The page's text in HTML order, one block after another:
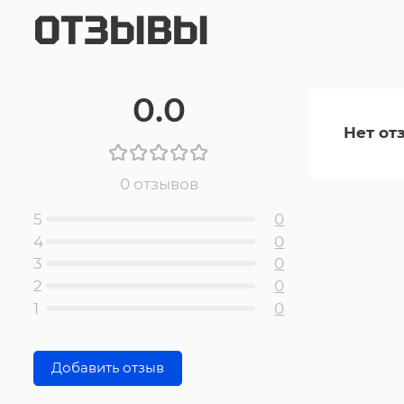
ОТЗЫВЫ
0.0
0 отзывов
5
0
4
0
3
0
2
0
1
0
Добавить отзыв
Нет